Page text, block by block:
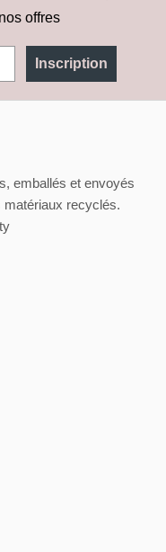
offres
Inscription
emballés et envoyés
matériaux recyclés.